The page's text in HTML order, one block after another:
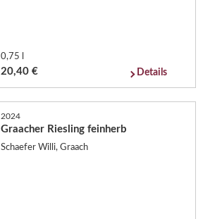
0,75 l
20,40 € Details
2024
Graacher Riesling feinherb
Schaefer Willi, Graach